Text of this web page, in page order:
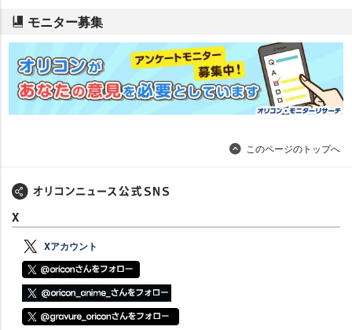
モニター募集
このページのトップへ
X
Xアカウント